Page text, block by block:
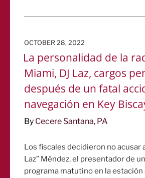
POSTED
OCTOBER 28, 2022
La personalidad de la
Miami, DJ Laz, cargos
después de un fatal
navegación en Key
By Cecere Santana, PA
Los fiscales decidieron no acusar
Laz” Méndez, el presentador de
programa matutino en la estación